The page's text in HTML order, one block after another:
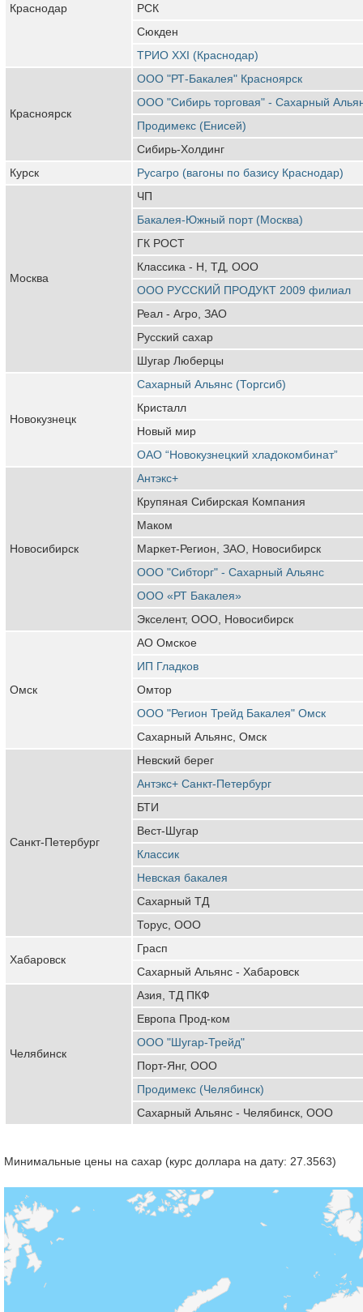
Краснодар
РСК
Сюкден
ТРИО XXI (Краснодар)
Красноярск
ООО "РТ-Бакалея" Красноярск
ООО "Сибирь торговая" - Сахарный
Продимекс (Енисей)
Сибирь-Холдинг
Курск
Русагро (вагоны по базису Краснодар)
Москва
ЧП
Бакалея-Южный порт (Москва)
ГК РОСТ
Классика - Н, ТД, ООО
ООО РУССКИЙ ПРОДУКТ 2009 филиал
Реал - Агро, ЗАО
Русский сахар
Шугар Люберцы
Новокузнецк
Сахарный Альянс (Торгсиб)
Кристалл
Новый мир
ОАО “Новокузнецкий хладокомбинат”
Новосибирск
Антэкс+
Крупяная Сибирская Компания
Маком
Маркет-Регион, ЗАО, Новосибирск
ООО "Сибторг" - Сахарный Альянс
ООО «РТ Бакалея»
Экселент, ООО, Новосибирск
Омск
АО Омское
ИП Гладков
Омтор
ООО "Регион Трейд Бакалея" Омск
Сахарный Альянс, Омск
Санкт-Петербург
Невский берег
Антэкс+ Санкт-Петербург
БТИ
Вест-Шугар
Классик
Невская бакалея
Сахарный ТД
Торус, ООО
Хабаровск
Грасп
Сахарный Альянс - Хабаровск
Челябинск
Азия, ТД ПКФ
Европа Прод-ком
ООО "Шугар-Трейд"
Порт-Янг, ООО
Продимекс (Челябинск)
Сахарный Альянс - Челябинск, ООО
Минимальные цены на сахар (курс доллара на дату: 27.3563)